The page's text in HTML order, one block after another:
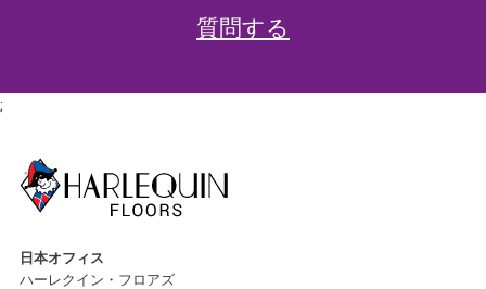
質問する
;
日本オフィス
ハーレクイン・フロアズ